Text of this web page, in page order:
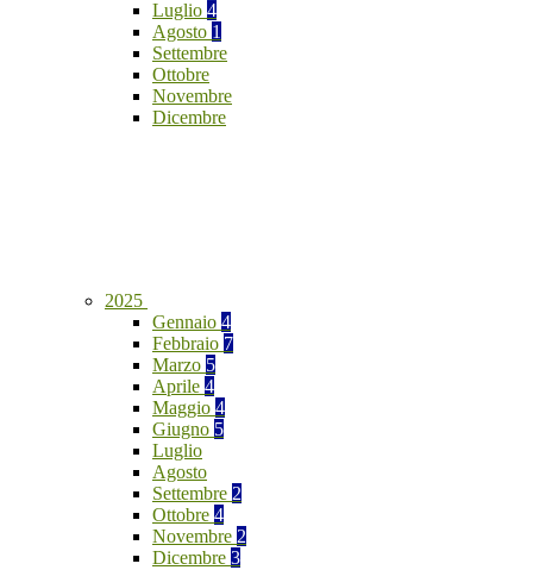
Luglio 4
Agosto 1
Settembre
Ottobre
Novembre
Dicembre
2025
Gennaio 4
Febbraio 7
Marzo 5
Aprile 4
Maggio 4
Giugno 5
Luglio
Agosto
Settembre 2
Ottobre 4
Novembre 2
Dicembre 3